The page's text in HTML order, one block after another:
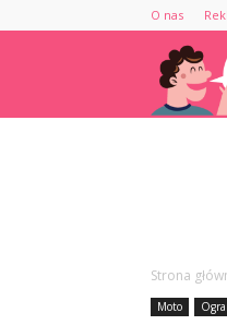
O nas
Strona
Moto